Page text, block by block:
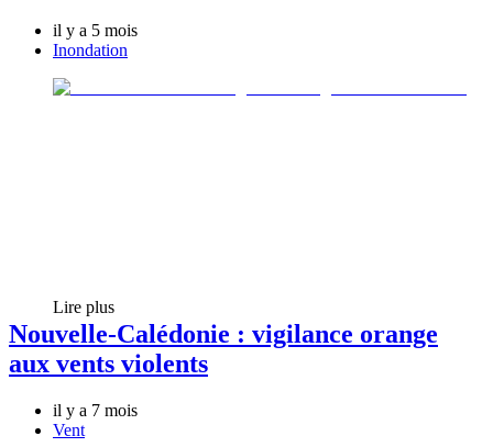
il y a 5 mois
Inondation
Lire plus
Nouvelle-Calédonie : vigilance orange
aux vents violents
il y a 7 mois
Vent